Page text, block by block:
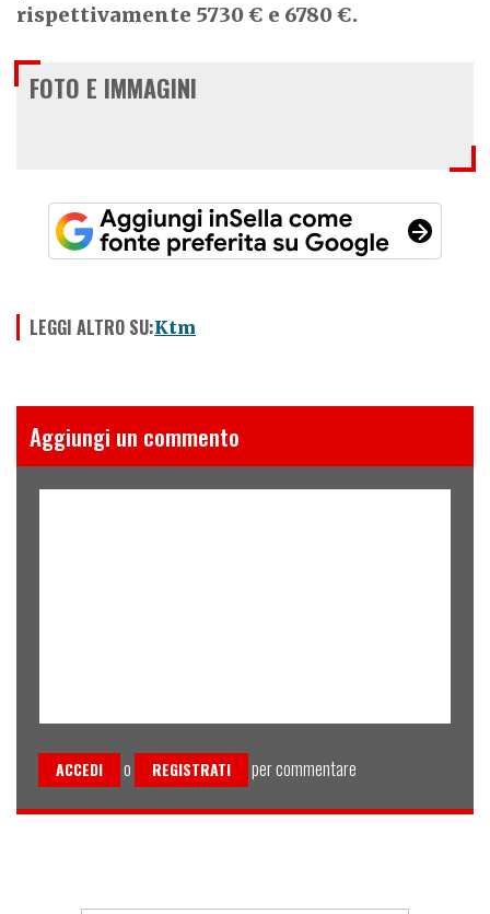
rispettivamente 5730 € e 6780 €.
FOTO E IMMAGINI
LEGGI ALTRO SU:Ktm
Aggiungi un commento
ACCEDI o REGISTRATI per commentare